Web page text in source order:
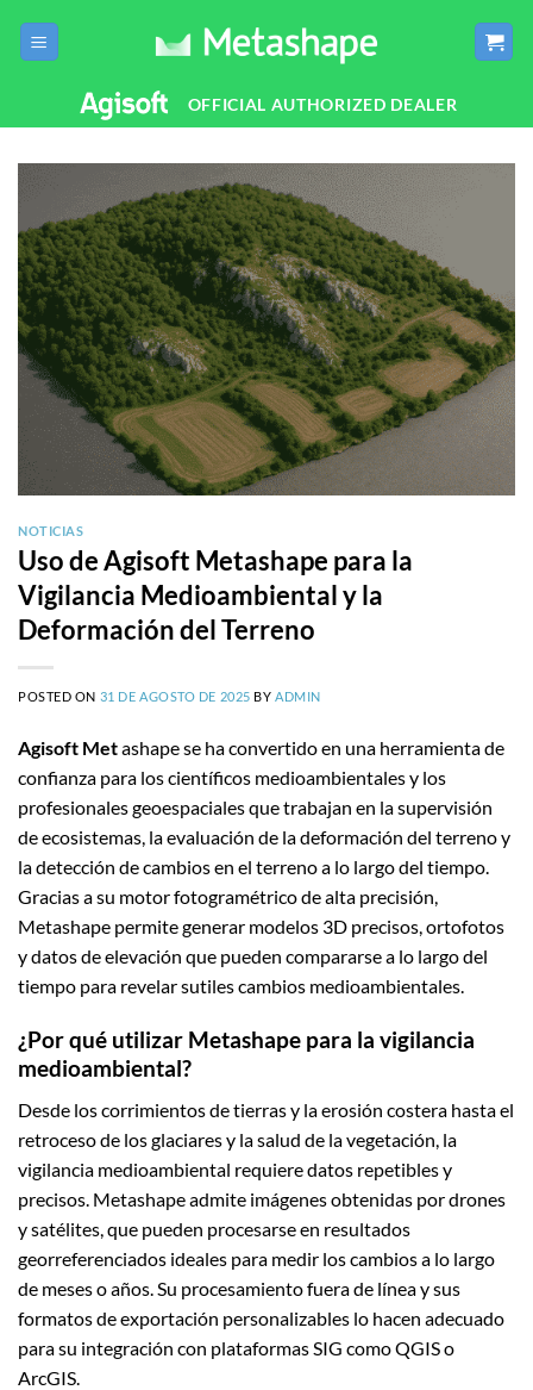
OFFICIAL AUTHORIZED DEALER
NOTICIAS
Uso de Agisoft Metashape para la
Vigilancia Medioambiental y la
Deformación del Terreno
POSTED ON 31 DE AGOSTO DE 2025 BYADMIN
Agisoft Metashape se ha convertido en una herramienta de
confianza para los científicos medioambientales y los
profesionales geoespaciales que trabajan en la supervisión
de ecosistemas, la evaluación de la deformación del terreno y
la detección de cambios en el terreno a lo largo del tiempo.
Gracias a su motor fotogramétrico de alta precisión,
Metashape permite generar modelos 3D precisos, ortofotos
y datos de elevación que pueden compararse a lo largo del
tiempo para revelar sutiles cambios medioambientales.
¿Por qué utilizar Metashape para la vigilancia
medioambiental?
Desde los corrimientos de tierras y la erosión costera hasta el
retroceso de los glaciares y la salud de la vegetación, la
vigilancia medioambiental requiere datos repetibles y
precisos. Metashape admite imágenes obtenidas por drones
y satélites, que pueden procesarse en resultados
georreferenciados ideales para medir los cambios a lo largo
de meses o años. Su procesamiento fuera de línea y sus
formatos de exportación personalizables lo hacen adecuado
para su integración con plataformas SIG como QGIS o
ArcGIS.